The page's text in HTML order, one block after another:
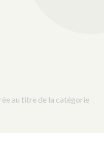
au titre de la catégorie